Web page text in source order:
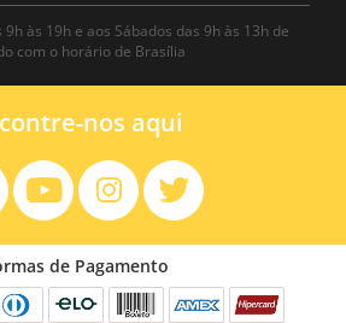
9h às 19h e aos Sábados das 9h às 13h de
com o horário de Brasília
nos aqui
de Pagamento